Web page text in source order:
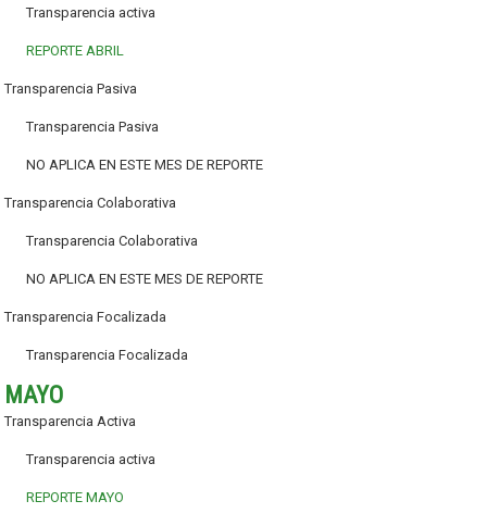
Transparencia activa
REPORTE ABRIL
Transparencia Pasiva
Transparencia Pasiva
NO APLICA EN ESTE MES DE REPORTE
Transparencia Colaborativa
Transparencia Colaborativa
NO APLICA EN ESTE MES DE REPORTE
Transparencia Focalizada
Transparencia Focalizada
MAYO
Transparencia Activa
Transparencia activa
REPORTE MAYO